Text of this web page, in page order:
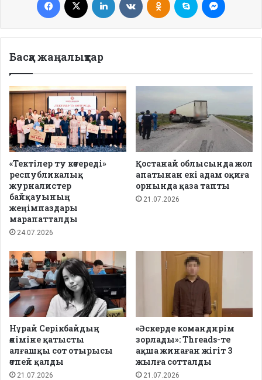
Басқа жаңалықтар
«Тектілер ту көтереді»
республикалық
журналистер
байқауының
жеңімпаздары
марапатталды
24.07.2026
Қостанай облысында жол
апатынан екі адам оқиға
орнында қаза тапты
21.07.2026
Нұрай Серікбайдың
өліміне қатысты
алғашқы сот отырысы
өтпей қалды
21.07.2026
«Әскерде командирім
зорлады»: Threads-те
ақша жинаған жігіт 3
жылға сотталды
21.07.2026